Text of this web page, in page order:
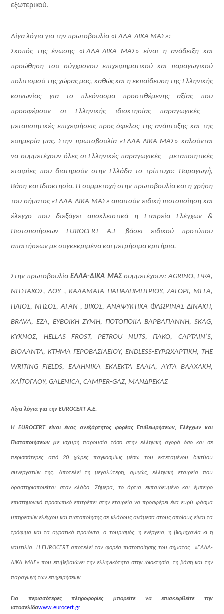
εξωτερικού.
Λίγα λόγια για την πρωτοβουλία «ΕΛΛΑ-ΔΙΚΑ ΜΑΣ»:
Σκοπός της ένωσης «ΕΛΛΑ-ΔΙΚΑ ΜΑΣ» είναι η ανάδειξη και
προώθηση του σύγχρονου επιχειρηματικού και παραγωγικού
πολιτισμού της χώρας μας, καθώς και η εκπαίδευση της Ελληνικής
κοινωνίας για το πλεόνασμα προστιθέμενης αξίας που
προσφέρουν οι Ελληνικής ιδιοκτησίας παραγωγικές –
μεταποιητικές επιχειρήσεις προς όφελος της ανάπτυξης και της
ευημερία μας. Στην πρωτοβουλία «ΕΛΛΑ-∆ΙΚΑ ΜΑΣ» καλούνται
να συμμετέχουν όλες οι Ελληνικές παραγωγικές – μεταποιητικές
εταιρίες που διατηρούν στην Ελλάδα το τρίπτυχο: Παραγωγή́,
Βάση και Ιδιοκτησία. Η συμμετοχή στην πρωτοβουλία και η χρήση
του σήματος «ΕΛΛΑ-∆ΙΚΑ ΜΑΣ» απαιτούν ειδική πιστοποίηση και
έλεγχο που διεξάγει αποκλειστικά η Εταιρεία Ελέγχων &
Πιστοποιήσεων EUROCERT A.Ε βάσει ειδικού προτύπου
απαιτήσεων με συγκεκριμένα και μετρήσιμα κριτήρια.
Στην πρωτοβουλίαΕΛΛΑ-ΔΙΚΑ ΜΑΣσυμμετέχουν: AGRINO, ΕΨΑ,
ΝΙΤΣΙΑΚΟΣ, ΛΟΥΞ, ΚΑΛΑΜΑΤΑ ΠΑΠΑΔΗΜΗΤΡΙΟΥ, ΖΑΓΟΡΙ, ΜΕΓΑ,
ΗΛΙΟΣ, ΝΗΣΟΣ, ΑΓΑΝ , ΒΙΚΟΣ, ΑΝΑΨΥΚΤΙΚΑ ΦΛΩΡΙΝΑΣ ΔΙΝΑΚΗ,
BRAVA, ΕΖΑ, EYBOIKH ZYMH, ΠΟΤΟΠΟΙΙΑ ΒΑΡΒΑΓΙΑΝΝΗ, SKAG,
ΚΥΚΝΟΣ, HELLAS FROST, PETROU NUTS, ΠΑΚΟ, CAPTAIN’S,
ΒΙΟΛΑΝΤΑ, ΚΤΗΜΑ ΓΕΡΟΒΑΣΙΛΕΙΟΥ, ENDLESS-ΕΥΡΩΧΑΡΤΙΚΗ, THE
WRITING FIELDS, ΕΛΛΗΝΙΚΑ ΕΚΛΕΚΤΑ ΕΛΑΙΑ, AΥΓΑ ΒΛΑΧΑΚΗ,
ΧΑΪΤΟΓΛΟΥ, GALENICA, CAMPER-GAZ, ΜΑΝΔΡΕΚΑΣ
Λίγα λόγια για τηνEUROCERTΑ.Ε.
Η EUROCERT είναι ένας ανεξάρτητος φορέας Επιθεωρήσεων, Ελέγχων και
Πιστοποιήσεων με ισχυρή παρουσία τόσο στην ελληνική αγορά όσο και σε
περισσότερες από 20 χώρες παγκοσμίως μέσω του εκτεταμένου δικτύου
συνεργατών της. Αποτελεί τη μεγαλύτερη, αμιγώς, ελληνική εταιρεία που
δραστηριοποιείται στον κλάδο. Σήμερα, το άρτια εκπαιδευμένο και έμπειρο
επιστημονικό προσωπικό επιτρέπει στην εταιρεία να προσφέρει ένα ευρύ φάσμα
υπηρεσιών ελέγχου και πιστοποίησης σε κλάδους ανάμεσα στους οποίους είναι τα
τρόφιμα και τα αγροτικά προϊόντα, ο τουρισμός, η ενέργεια, η βιομηχανία κι η
ναυτιλία. Η EUROCERT αποτελεί τον φορέα πιστοποίησης του σήματος «ΕΛΛΑ-
ΔΙΚΑ ΜΑΣ» που επιβεβαιώνει την ελληνικότητα στην ιδιοκτησία, τη βάση και την
παραγωγή των επιχειρήσεων
Για περισσότερες πληροφορίες μπορείτε να επισκεφθείτε την
ιστοσελίδαwww.eurocert.gr